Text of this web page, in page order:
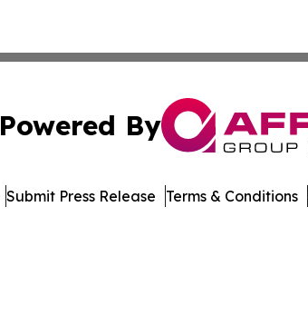
Powered By
Submit Press Release Terms & Conditions